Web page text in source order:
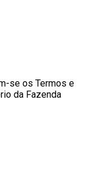
se os Termos e
da Fazenda